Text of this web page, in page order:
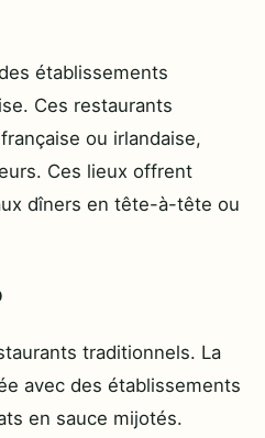
établissements
Ces restaurants
ou irlandaise,
Ces lieux offrent
dîners en tête-à-tête ou
traditionnels. La
avec des établissements
en sauce mijotés.